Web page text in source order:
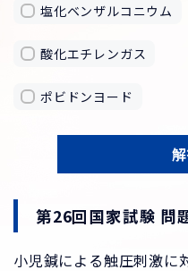
塩化ベンザルコニウム
酸化エチレンガス
ポビドンヨード
第26回国家試験 問
小児鍼による触圧刺激に